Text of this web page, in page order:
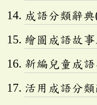
成語分類辭
繪圖成語故
新編兒童成
活用成語分